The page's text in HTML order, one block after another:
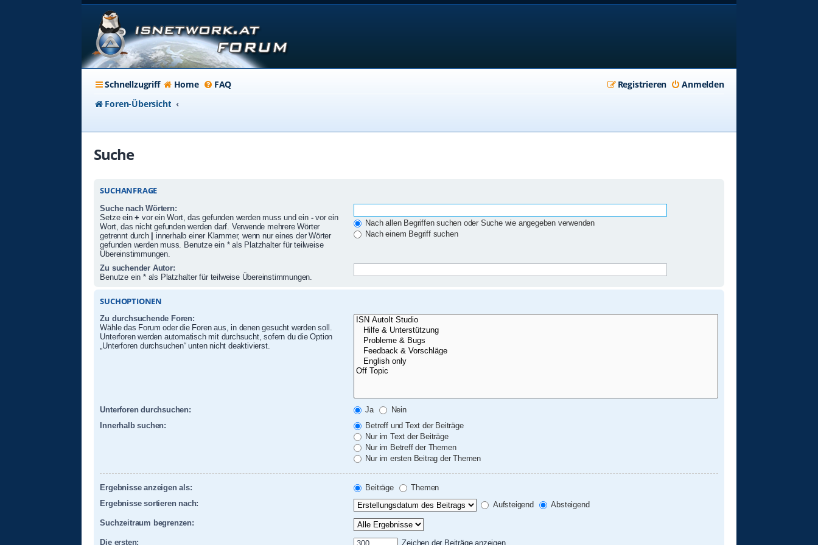
Schnellzugriff Home FAQ Anmelden
Registrieren
Foren-Übersicht
Suche
SUCHANFRAGE
Suche nach Wörtern:
Setze ein+ vor ein Wort, das gefunden werden muss und ein -vor ein
Wort, das nicht gefunden werden darf. Verwende mehrere Wörter
getrennt durch | innerhalb einer Klammer, wenn nur eines der Wörter
gefunden werden muss. Benutze ein * als Platzhalter für teilweise
Übereinstimmungen.
Nach allen Begriffen suchen oder Suche wie angegeben verwenden
Nach einem Begriff suchen
Zu suchender Autor:
Benutze ein * als Platzhalter für teilweise Übereinstimmungen.
SUCHOPTIONEN
Zu durchsuchende Foren:
Wähle das Forum oder die Foren aus, in denen gesucht werden soll.
Unterforen werden automatisch mit durchsucht, sofern du die Option
„Unterforen durchsuchen“ unten nicht deaktivierst.
Unterforen durchsuchen: Ja
Nein
Innerhalb suchen:
Betreff und Text der Beiträge
Nur im Text der Beiträge
Nur im Betreff der Themen
Nur im ersten Beitrag der Themen
Ergebnisse anzeigen als: Beiträge
Themen
Ergebnisse sortieren nach:
Aufsteigend Absteigend
Suchzeitraum begrenzen:
Die ersten: Zeichen der Beiträge anzeigen